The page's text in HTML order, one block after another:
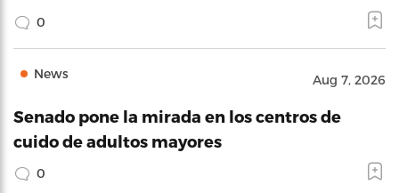
0
News Aug 7, 2026
Senado pone la mirada en los centros de
cuido de adultos mayores
0